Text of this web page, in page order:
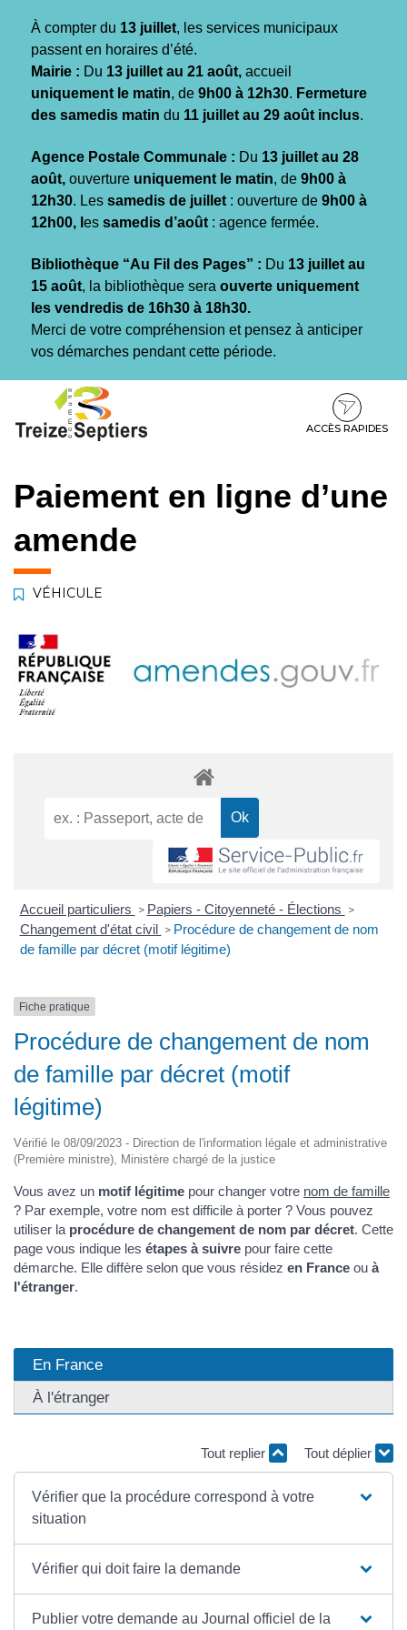
À compter du 13 juillet, les services municipaux
passent en horaires d’été.
Mairie : Du 13 juillet au 21 août, accueil
uniquement le matin, de 9h00 à 12h30. Fermeture
des samedis matin du 11 juillet au 29 août inclus.
Agence Postale Communale : Du 13 juillet au 28
août, ouverture uniquement le matin, de 9h00 à
12h30. Les samedis de juillet : ouverture de 9h00 à
12h00, l es samedis d’août : agence fermée.
Bibliothèque “Au Fil des Pages” : Du 13 juillet au
15 août, la bibliothèque sera ouverte uniquement
les vendredis de 16h30 à 18h30.
Merci de votre compréhension et pensez à anticiper
vos démarches pendant cette période.
contenu
pied
ACCÈS RAPIDES
Paiement en ligne d’une
amende
VÉHICULE
Accueil particuliers > Papiers - Citoyenneté - Élections >
Changement d'état civil > Procédure de changement de nom
de famille par décret (motif légitime)
Fiche pratique
Procédure de changement de nom
de famille par décret (motif
légitime)
Vérifié le 08/09/2023 - Direction de l'information légale et administrative
(Première ministre), Ministère chargé de la justice
Vous avez un motif légitime pour changer votre nom de famille
? Par exemple, votre nom est difficile à porter ? Vous pouvez
utiliser la procédure de changement de nom par décret. Cette
page vous indique les étapes à suivre pour faire cette
démarche. Elle diffère selon que vous résidez en France ou à
l'étranger.
En France
À l'étranger
Tout replier Tout déplier
Vérifier que la procédure correspond à votre
situation
Vérifier qui doit faire la demande
Publier votre demande au Journal officiel de la